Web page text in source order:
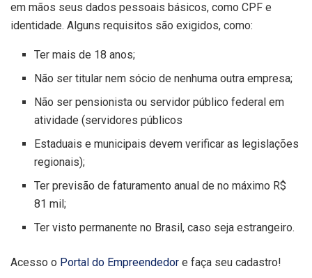
em mãos seus dados pessoais básicos, como CPF e
identidade. Alguns requisitos são exigidos, como:
Ter mais de 18 anos;
Não ser titular nem sócio de nenhuma outra empresa;
Não ser pensionista ou servidor público federal em
atividade (servidores públicos
Estaduais e municipais devem verificar as legislações
regionais);
Ter previsão de faturamento anual de no máximo R$
81 mil;
Ter visto permanente no Brasil, caso seja estrangeiro.
Acesso o Portal do Empreendedor e faça seu cadastro!